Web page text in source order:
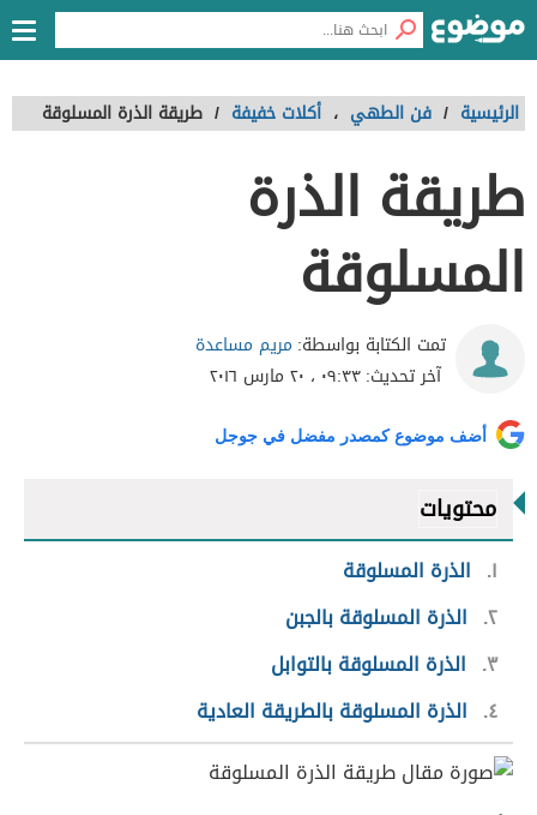
الرئيسية / فن الطهي ، أكلات خفيفة / طريقة الذرة المسلوقة
طريقة الذرة
المسلوقة
تمت الكتابة بواسطة: مريم مساعدة
آخر تحديث:٠٩:٣٣ ، ٢٠ مارس ٢٠١٦
أضف موضوع كمصدر مفضل في جوجل
محتويات
١
الذرة المسلوقة
٢ الذرة المسلوقة بالجبن
٣
الذرة المسلوقة بالتوابل
٤
الذرة المسلوقة بالطريقة العادية